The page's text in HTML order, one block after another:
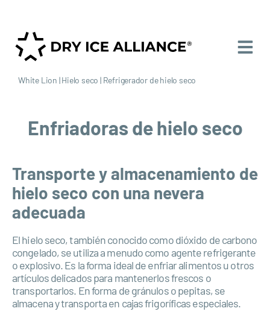
White Lion |Hielo seco | Refrigerador de hielo seco
Enfriadoras de hielo seco
Transporte y almacenamiento de
hielo seco con una nevera
adecuada
El hielo seco, también conocido como dióxido de carbono
congelado, se utiliza a menudo como agente refrigerante
o explosivo. Es la forma ideal de enfriar alimentos u otros
artículos delicados para mantenerlos frescos o
transportarlos. En forma de gránulos o pepitas, se
almacena y transporta en cajas frigoríficas especiales.